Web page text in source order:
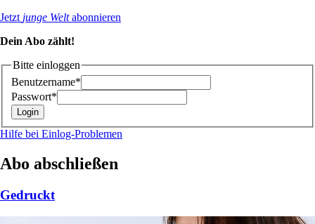
Jetzt junge Weltabonnieren
Dein Abo zählt!
Bitte einloggen
Benutzername*
Passwort*
Hilfe bei Einlog-Problemen
Abo abschließen
Gedruckt